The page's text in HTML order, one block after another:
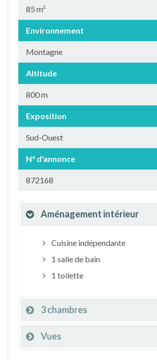
85 m²
Environnement
Montagne
Altitude
800 m
Exposition
Sud-Ouest
N° d'annonce
872168
Aménagement intérieur
Cuisine indépendante
1 salle de bain
1 toilette
3 chambres
Vues